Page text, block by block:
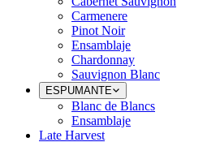
Carmenere
Pinot Noir
Ensamblaje
Chardonnay
Sauvignon Blanc
ESPUMANTE
Blanc de Blancs
Ensamblaje
Late Harvest